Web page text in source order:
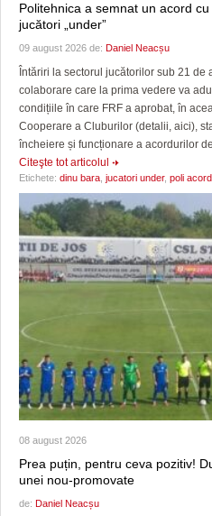
Politehnica a semnat un acord
jucători „under”
09 august 2026 de: Daniel Neacșu
Întăriri la sectorul jucătorilor sub 21 de
colaborare care la prima vedere va
condițiile în care FRF a aprobat, în
Cooperare a Cluburilor (detalii, aici),
încheiere și funcționare a acordurilor
Citeşte tot articolul
Etichete: dinu bara jucatori under, poli
08 august 2026
Prea puțin, pentru ceva pozitiv!
unei nou-promovate
de: Daniel Neacșu